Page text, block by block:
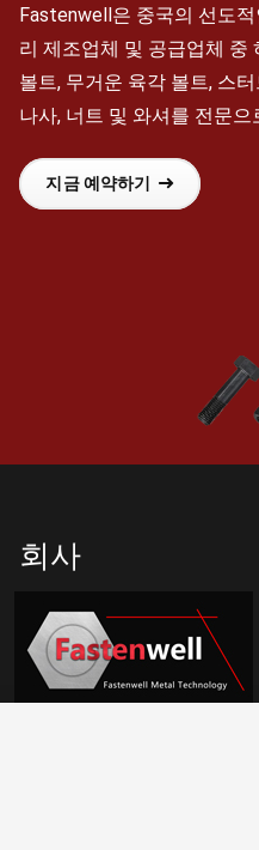
Fastenwell은 중국의 선도
리 제조업체 및 공급업체 중
볼트, 무거운 육각 볼트, 스
나사, 너트 및 와셔를 전문으
지금 예약하기
회사